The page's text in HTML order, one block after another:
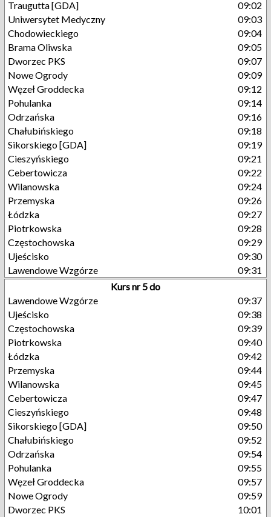
Traugutta [GDA]
09:02
Uniwersytet Medyczny
09:03
Chodowieckiego
09:04
Brama Oliwska
09:05
Dworzec PKS
09:07
Nowe Ogrody
09:09
Węzeł Groddecka
09:12
Pohulanka
09:14
Odrzańska
09:16
Chałubińskiego
09:18
Sikorskiego [GDA]
09:19
Cieszyńskiego
09:21
Cebertowicza
09:22
Wilanowska
09:24
Przemyska
09:26
Łódzka
09:27
Piotrkowska
09:28
Częstochowska
09:29
Ujeścisko
09:30
Lawendowe Wzgórze
09:31
Kurs nr 5 do
Lawendowe Wzgórze
09:37
Ujeścisko
09:38
Częstochowska
09:39
Piotrkowska
09:40
Łódzka
09:42
Przemyska
09:44
Wilanowska
09:45
Cebertowicza
09:47
Cieszyńskiego
09:48
Sikorskiego [GDA]
09:50
Chałubińskiego
09:52
Odrzańska
09:54
Pohulanka
09:55
Węzeł Groddecka
09:57
Nowe Ogrody
09:59
Dworzec PKS
10:01